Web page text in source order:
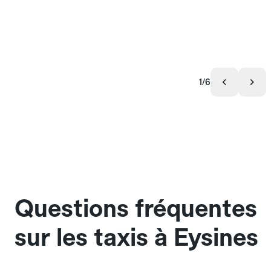
1/6
Questions fréquentes
sur les taxis à Eysines